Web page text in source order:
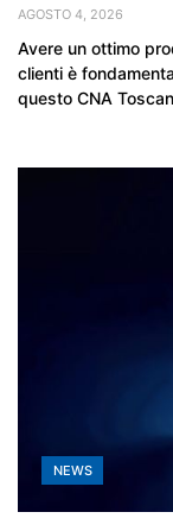
AGOSTO 4, 2026
Avere un ottimo
clienti è
questo CNA
NEWS